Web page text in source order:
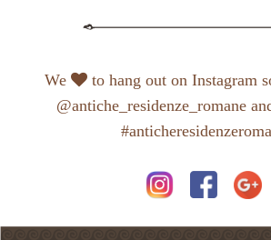
We
to hang out on Instagram
@antiche_residenze_romane